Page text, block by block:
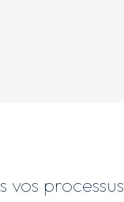
processus